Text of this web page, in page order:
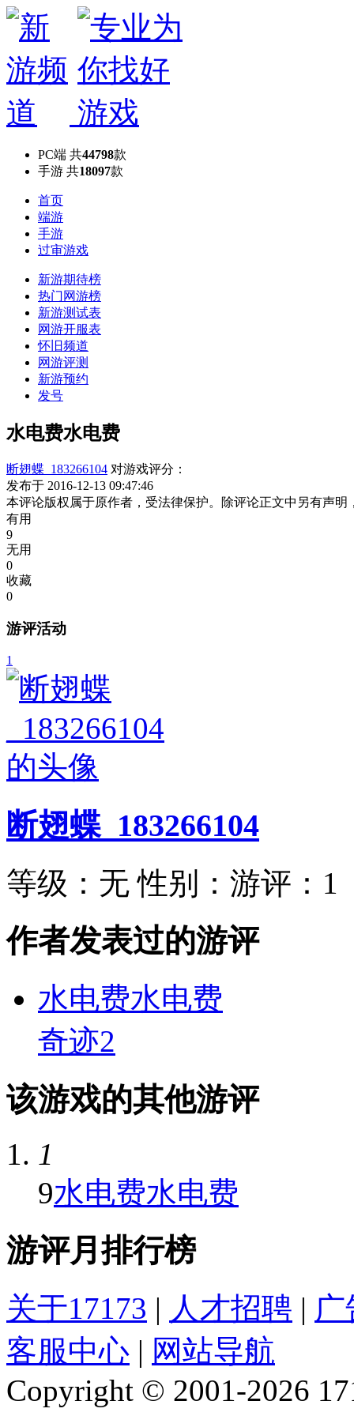
PC端 共44798款
手游 共18097款
首页
端游
手游
过审游戏
新游期待榜
热门网游榜
新游测试表
网游开服表
怀旧频道
网游评测
新游预约
发号
水电费水电费
断翅蝶_183266104 对游戏评分：
发布于 2016-12-13 09:47:46
本评论版权属于原作者，受法律保护。除评论正文中另有声
有用
9
无用
0
收藏
0
游评活动
1
断翅蝶_183266104
等级： 无 性别： 游评： 1
作者发表过的游评
水电费水电费
奇迹2
该游戏的其他游评
1
9水电费水电费
游评月排行榜
关于17173 | 人才招聘 |
客服中心 | 网站导航
Copyright © 2001-2026